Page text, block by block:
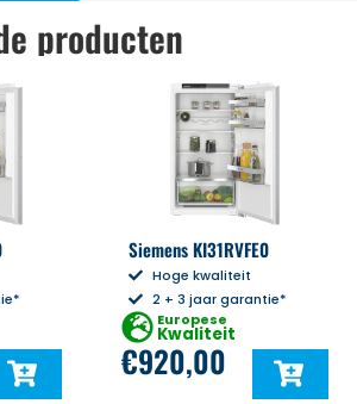
producten
Siemens KI31RVFE0
Hoge kwaliteit
2 + 3 jaar garantie*
Europese
Kwaliteit
€920,00